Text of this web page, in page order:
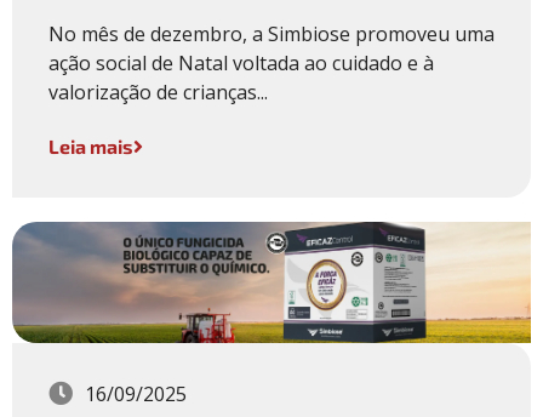
No mês de dezembro, a Simbiose promoveu uma
ação social de Natal voltada ao cuidado e à
valorização de crianças...
Leia mais
16/09/2025